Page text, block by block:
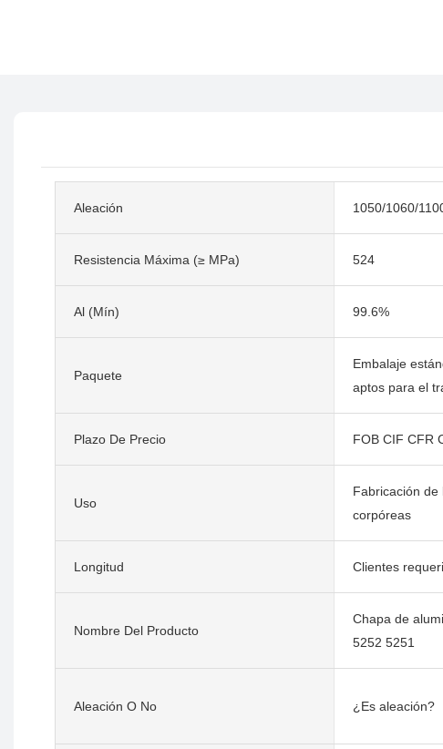
Aleación 1050/1060/
Resistencia Máxima (≥ MPa) 524
Al (Mín) 99.6%
Paquete
Embalaje
aptos para el
Plazo De Precio FOB CIF CFR
Uso
Fabricación de
corpóreas
Longitud Clientes
Nombre Del Producto
Chapa de
5252 5251
Aleación O No ¿Es aleación?